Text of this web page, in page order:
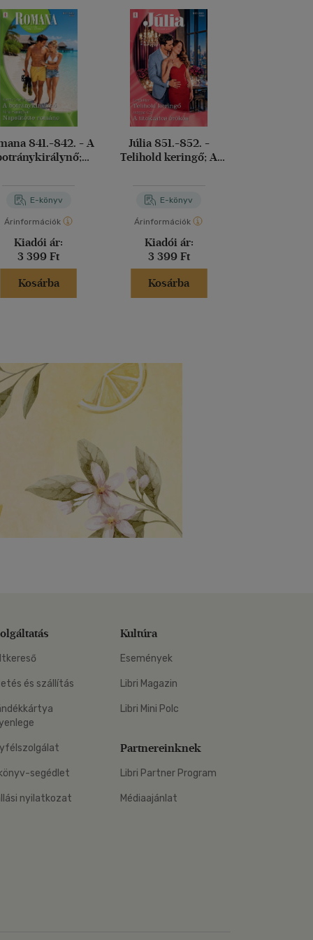
841.-842. - A
E-könyv
Árinformációk
Kiadói ár:
3 399 Ft
Kosárba
Júlia 851.-852. -
Telihold keringő; A
E-könyv
Árinformációk
Kiadói ár:
3 399 Ft
Kosárba
és szállítás
segédlet
nyilatkozat
Kultúra
Események
Libri Magazin
Libri Mini Polc
Partnereinknek
Libri Partner Program
Médiaajánlat